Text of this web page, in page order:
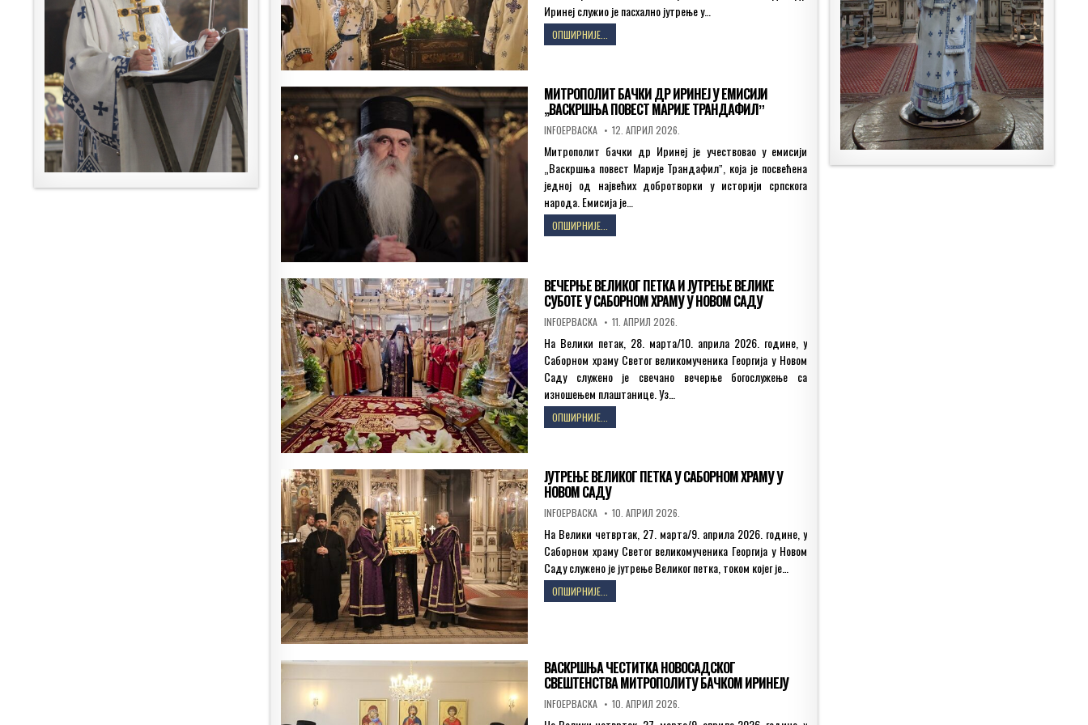
Иринеј служио је пасхално јутрење у…
ОПШИРНИЈЕ...
ХРИСТОВОГ
САБОРНОМ
ХРАМУ
У
НОВОМ
МИТРОПОЛИТ БАЧКИ ДР ИРИНЕЈ У ЕМИСИЈИ
„ВАСКРШЊА ПОВЕСТ МАРИЈЕ ТРАНДАФИЛˮ
AUTHOR:
INFOEPBACKA PUBLISHED
DATE:
12. АПРИЛ 2026.
Митрополит бачки др Иринеј је учествовао у емисији
„Васкршња повест Марије Трандафилˮ, која је посвећена
једној од највећих добротворки у историји српскога
народа. Емисија је…
ОПШИРНИЈЕ...
БАЧКИ
У
ЕМИСИЈИ
„ВАСКРШЊА
ПОВЕСТ
ТРАНДАФИЛˮ
ВЕЧЕРЊЕ ВЕЛИКОГ ПЕТКА И ЈУТРЕЊЕ ВЕЛИКЕ
СУБОТЕ У САБОРНОМ ХРАМУ У НОВОМ САДУ
AUTHOR:
INFOEPBACKA PUBLISHED
DATE:
11. АПРИЛ 2026.
На Велики петак, 28. марта/10. априлa 2026. године, у
Саборном храму Светог великомученика Георгија у Новом
Саду служено је свечано вечерње богослужење са
изношењем плаштанице. Уз…
ОПШИРНИЈЕ...
ВЕЛИКОГ
ЈУТРЕЊЕ
ВЕЛИКЕ
СУБОТЕ
У
ХРАМУ
У
НОВОМ
САДУ
ЈУТРЕЊЕ ВЕЛИКОГ ПЕТКА У САБОРНОМ ХРАМУ У
НОВОМ САДУ
AUTHOR:
INFOEPBACKA PUBLISHED
DATE:
10. АПРИЛ 2026.
На Велики четвртак, 27. марта/9. априлa 2026. године, у
Саборном храму Светог великомученика Георгија у Новом
Саду служено је јутрење Великог петка, током којег је…
ОПШИРНИЈЕ...
ВЕЛИКОГ
ХРАМУ
У
НОВОМ
САДУ
ВАСКРШЊА ЧЕСТИТКА НОВОСАДСКОГ
СВЕШТЕНСТВА МИТРОПОЛИТУ БАЧКОМ ИРИНЕЈУ
AUTHOR:
INFOEPBACKA PUBLISHED
DATE:
10. АПРИЛ 2026.